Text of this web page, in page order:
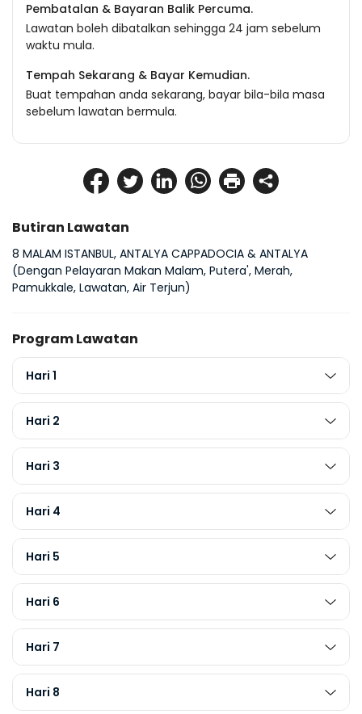
Butiran Lawatan
8 MALAM ISTANBUL, ANTALYA CAPPADOCIA & ANTALYA
(Dengan Pelayaran Makan Malam, Putera', Merah,
Pamukkale, Lawatan, Air Terjun)
Program Lawatan
Hari 1
Hari 2
Hari 3
Hari 4
Hari 5
Hari 6
Hari 7
Hari 8
Pembatalan & Bayaran Balik Percuma.
Lawatan boleh dibatalkan sehingga 24 jam sebelum
waktu mula.
Tempah Sekarang & Bayar Kemudian.
Buat tempahan anda sekarang, bayar bila-bila masa
sebelum lawatan bermula.